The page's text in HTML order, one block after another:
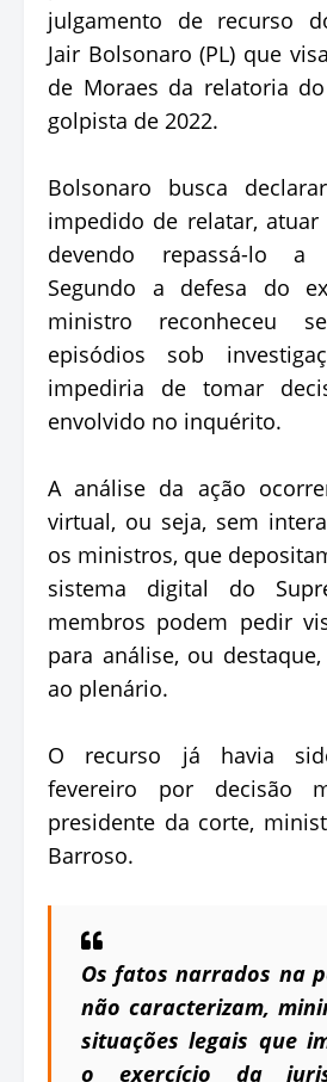
julgamento de recurso
Jair Bolsonaro (PL) que
de Moraes da relatoria
golpista de 2022.
Bolsonaro busca
impedido de relatar,
devendo repassá-lo
Segundo a defesa do
ministro reconheceu
episódios sob
impediria de tomar
envolvido no inquérito.
A análise da ação
virtual, ou seja, sem
os ministros, que
sistema digital do
membros podem pedir
para análise, ou
ao plenário.
O recurso já havia
fevereiro por decisão
presidente da corte,
Barroso.
Os fatos narrados na
não caracterizam,
situações legais que
o exercício da